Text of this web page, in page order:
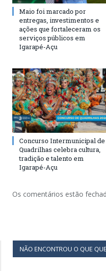
Maio foi marcado por
entregas, investimentos e
ações que fortaleceram os
serviços públicos em
Igarapé-Açu
Concurso Intermunicipal de
Quadrilhas celebra cultura,
tradição e talento em
Igarapé-Açu
Os comentários estão
NÃO ENCONTROU O QUE